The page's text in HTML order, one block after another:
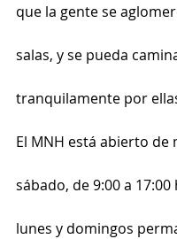
que la gente se
salas, y se pueda
tranquilamente por
El MNH está abierto de
sábado, de 9:00 a 17:00
lunes y domingos